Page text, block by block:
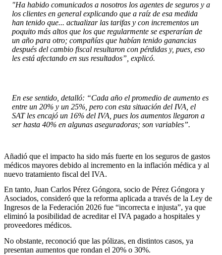
"Ha habido comunicados a nosotros los agentes de seguros y a
los clientes en general explicando que a raíz de esa medida
han tenido que... actualizar las tarifas y con incrementos un
poquito más altos que los que regularmente se esperarían de
un año para otro; compañías que habían tenido ganancias
después del cambio fiscal resultaron con pérdidas y, pues, eso
les está afectando en sus resultados”, explicó.
En ese sentido, detalló: “Cada año el promedio de aumento es
entre un 20% y un 25%, pero con esta situación del IVA, el
SAT les encajó un 16% del IVA, pues los aumentos llegaron a
ser hasta 40% en algunas aseguradoras; son variables”.
Añadió que el impacto ha sido más fuerte en los seguros de gastos
médicos mayores debido al incremento en la inflación médica y al
nuevo tratamiento fiscal del IVA.
En tanto, Juan Carlos Pérez Góngora, socio de Pérez Góngora y
Asociados, consideró que la reforma aplicada a través de la Ley de
Ingresos de la Federación 2026 fue “incorrecta e injusta”, ya que
eliminó la posibilidad de acreditar el IVA pagado a hospitales y
proveedores médicos.
No obstante, reconoció que las pólizas, en distintos casos, ya
presentan aumentos que rondan el 20% o 30%.